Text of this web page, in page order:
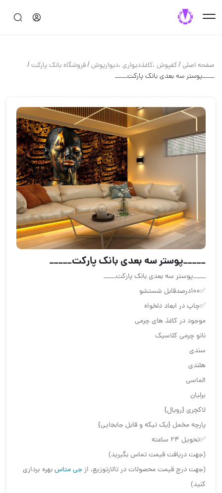
صفحه اصلی/کفپوش ،کاغذدیواری ،دیوارپوش/فروشگاه بانک پارکت/
_____پوستر سه بعدی بانک پارکت_____
_____پوستر سه بعدی بانک پارکت_____
_____پوستر سه بعدی بانک پارکت_____
✅100درصدقابل شستشو
✅چاپ در ابعاد دلخواه
موجود در کاغذ های چرمی
نانو چرمی کلاسیک
سندی
هلندی
الماسی
برلیان
لاکچری {رویال}
پارچه مخمل {یک تیکه و قابل جابجایی}
✅تحویل ۲۴ ساعته
(جهت دریافت قیمت تماس بگیرید)
(جهت درج قیمت محصولات در تالارتوزیع، ازجی متاسبهره برداری
کنید)